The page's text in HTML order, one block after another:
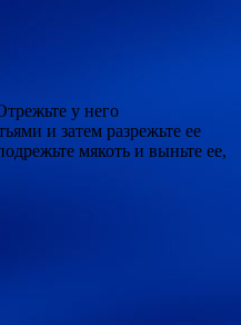
у него
и затем разрежьте ее
мякоть и выньте ее,